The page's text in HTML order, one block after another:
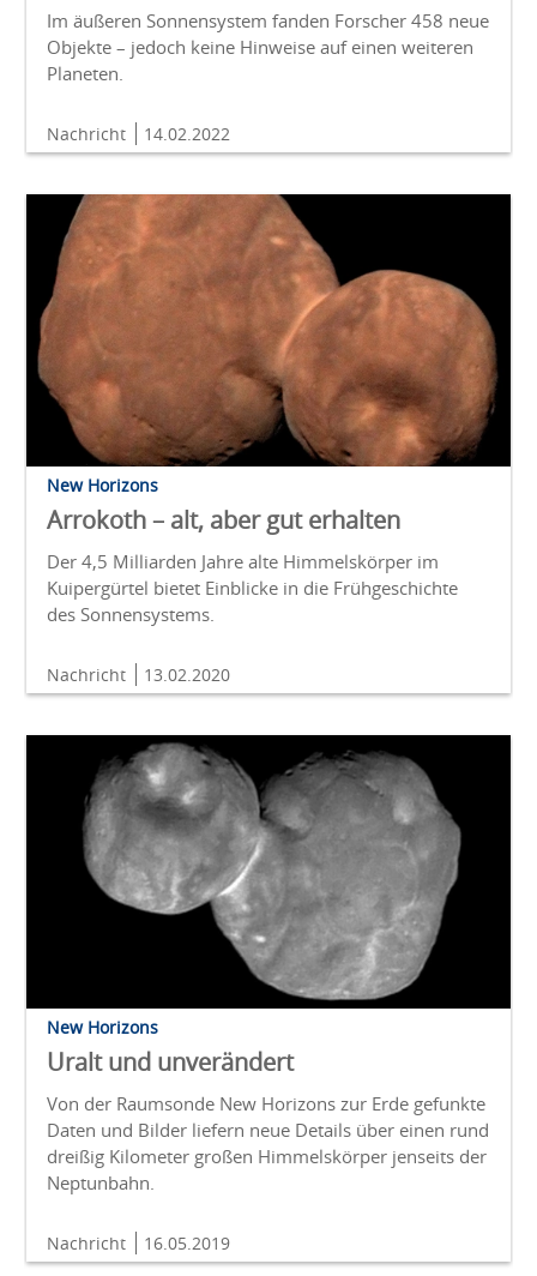
Im äußeren Sonnensystem fanden Forscher 458 neue
Objekte – jedoch keine Hinweise auf einen weiteren
Planeten.
Nachricht 14.02.2022
New Horizons
Arrokoth – alt, aber gut erhalten
Der 4,5 Milliarden Jahre alte Himmelskörper im
Kuipergürtel bietet Einblicke in die Frühgeschichte
des Sonnensystems.
Nachricht 13.02.2020
New Horizons
Uralt und unverändert
Von der Raumsonde New Horizons zur Erde gefunkte
Daten und Bilder liefern neue Details über einen rund
dreißig Kilometer großen Himmelskörper jenseits der
Neptunbahn.
Nachricht 16.05.2019